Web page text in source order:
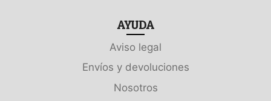
AYUDA
Aviso legal
Envíos y devoluciones
Nosotros